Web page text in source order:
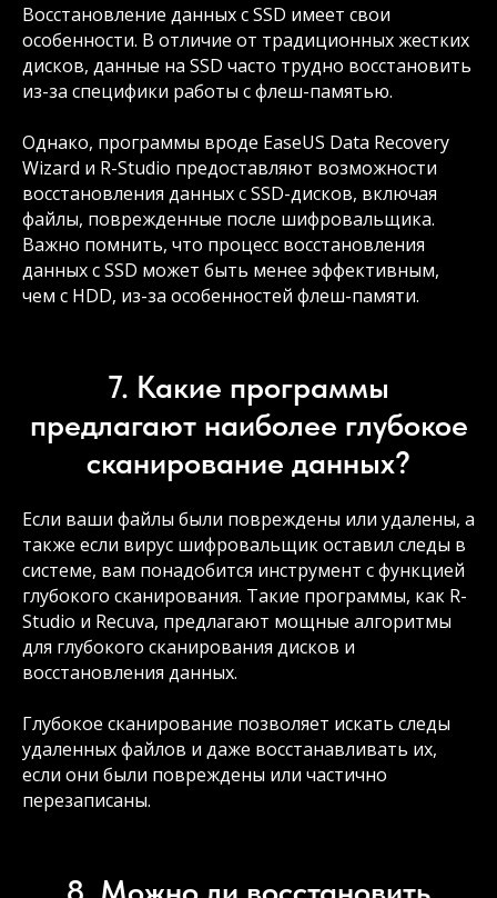
Восстановление данных с SSD имеет свои
особенности. В отличие от традиционных жестких
дисков, данные на SSD часто трудно восстановить
из-за специфики работы с флеш-памятью.
Однако, программы вроде EaseUS Data Recovery
Wizard и R-Studio предоставляют возможности
восстановления данных с SSD-дисков, включая
файлы, поврежденные после шифровальщика.
Важно помнить, что процесс восстановления
данных с SSD может быть менее эффективным,
чем с HDD, из-за особенностей флеш-памяти.
7. Какие программы
предлагают наиболее глубокое
сканирование данных?
Если ваши файлы были повреждены или удалены, а
также если вирус шифровальщик оставил следы в
системе, вам понадобится инструмент с функцией
глубокого сканирования. Такие программы, как R-
Studio и Recuva, предлагают мощные алгоритмы
для глубокого сканирования дисков и
восстановления данных.
Глубокое сканирование позволяет искать следы
удаленных файлов и даже восстанавливать их,
если они были повреждены или частично
перезаписаны.